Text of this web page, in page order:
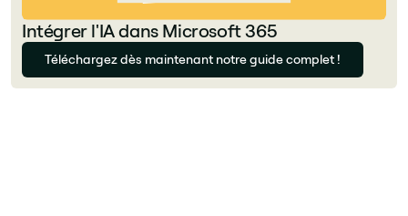
Intégrer l'IA dans Microsoft 365
Téléchargez dès maintenant notre guide complet !